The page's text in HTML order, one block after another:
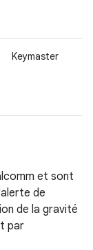
Keymaster
et sont
de
de la gravité
par